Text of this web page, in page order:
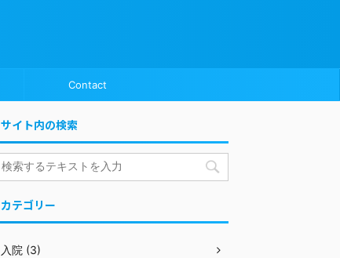
Contact
サイト内の検索
カテゴリー
入院 (3)